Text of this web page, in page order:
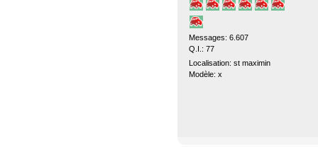
Messages: 6.607
Q.I.: 77
Localisation: st maximin
Modèle: x